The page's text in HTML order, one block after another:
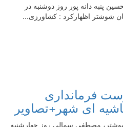
پنبه دانه پور روز دوشنبه در
اظهارکرد : کشاورزی...
فرمانداری
ای شهر+تصاویر
مصطفی سمالی روز چهارشنبه